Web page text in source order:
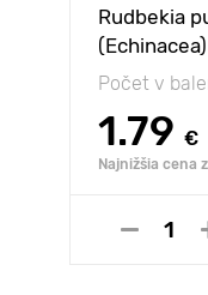
Rudbekia
(Echinacea)
Počet v
1.79 €
Najnižšia cena